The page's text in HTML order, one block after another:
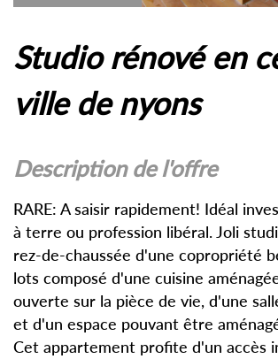
studio rénové en centre
ville de nyons
description de l'offre
RARE: A saisir rapidement! Idéal
à terre ou profession libéral. Joli
rez-de-chaussée d'une copropriété
lots composé d'une cuisine
ouverte sur la pièce de vie, d'une
et d'un espace pouvant être
Cet appartement profite d'un accès